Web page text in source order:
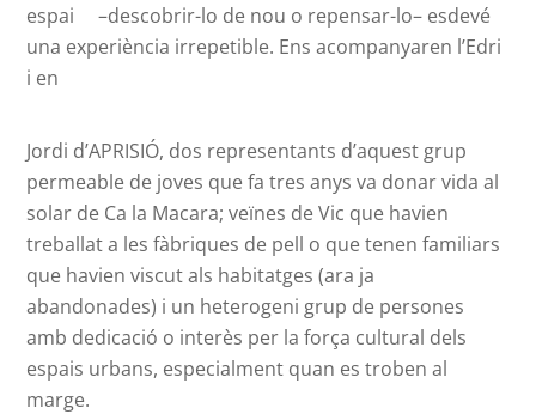
espai –descobrir-lo de nou o repensar-lo– esdevé
una experiència irrepetible. Ens acompanyaren l’Edri
i en
Jordi d’APRISIÓ, dos representants d’aquest grup
permeable de joves que fa tres anys va donar vida al
solar de Ca la Macara; veïnes de Vic que havien
treballat a les fàbriques de pell o que tenen familiars
que havien viscut als habitatges (ara ja
abandonades) i un heterogeni grup de persones
amb dedicació o interès per la força cultural dels
espais urbans, especialment quan es troben al
marge.